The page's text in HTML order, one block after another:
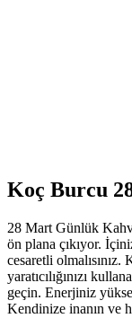
Koç Burcu
28 Mart Günlük
ön plana çıkıyor.
cesaretli
yaratıcılığınızı
geçin. Enerjiniz
Kendinize inanın ve